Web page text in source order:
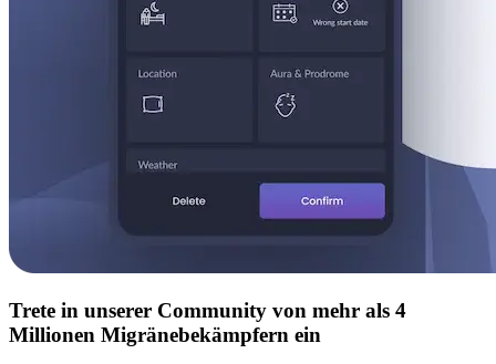
Trete in unserer Community von mehr als 4
Millionen Migränebekämpfern ein